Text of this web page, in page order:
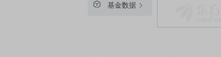
基金数据